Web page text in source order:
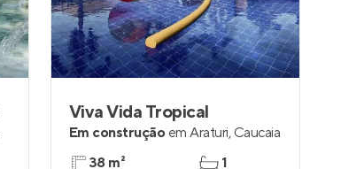
Viva Vida Tropical
Em construção em Araturi, Caucaia
38 m²
1